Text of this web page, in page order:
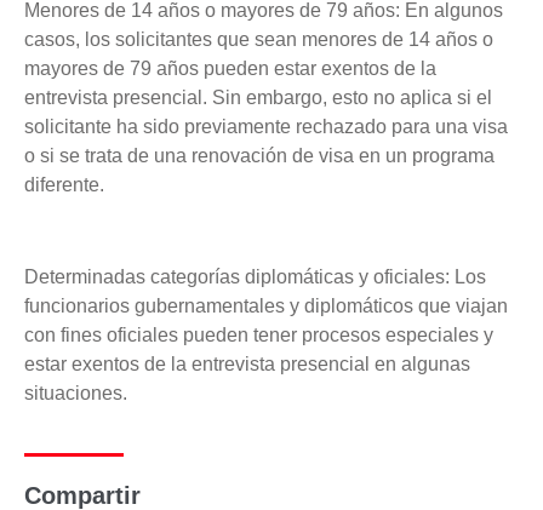
Menores de 14 años o mayores de 79 años: En algunos
casos, los solicitantes que sean menores de 14 años o
mayores de 79 años pueden estar exentos de la
entrevista presencial. Sin embargo, esto no aplica si el
solicitante ha sido previamente rechazado para una visa
o si se trata de una renovación de visa en un programa
diferente.
Determinadas categorías diplomáticas y oficiales: Los
funcionarios gubernamentales y diplomáticos que viajan
con fines oficiales pueden tener procesos especiales y
estar exentos de la entrevista presencial en algunas
situaciones.
Compartir